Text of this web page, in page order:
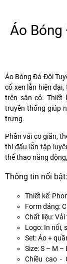
Áo
Áo Bóng Đá Đội
cổ xen lẫn hiện
trên sân cỏ. Thiết
truyền thống giúp
trưng.
Phần vải co giãn,
thi đấu lẫn tập
thể thao năng
Thông tin nổi bật:
Thiết kế:
Form dáng:
Chất liệu:Vải
Logo: In nổi,
Set:Áo +
Size:S – M –
Chiều cao -